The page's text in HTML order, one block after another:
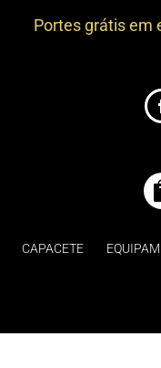
Portes grátis em
CAPACETE